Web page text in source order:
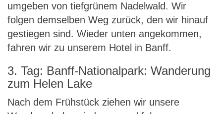
umgeben von tiefgrünem Nadelwald. Wir
folgen demselben Weg zurück, den wir hinauf
gestiegen sind. Wieder unten angekommen,
fahren wir zu unserem Hotel in Banff.
3. Tag: Banff-Nationalpark: Wanderung
zum Helen Lake
Nach dem Frühstück ziehen wir unsere